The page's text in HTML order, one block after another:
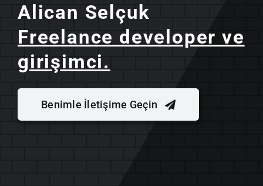
Alican Selçuk
Freelance developer ve
girişimci.
Benimle İletişime Geçin